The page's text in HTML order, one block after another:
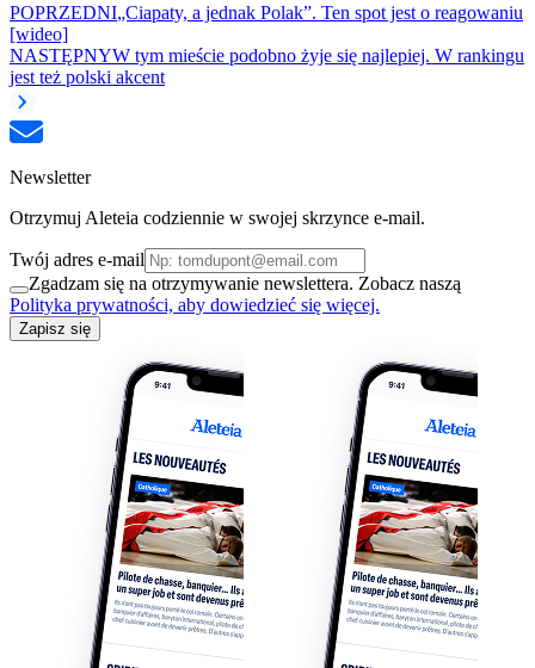
POPRZEDNI„Ciapaty, a jednak Polak”. Ten spot jest o reagowaniu
[wideo]
NASTĘPNYW tym mieście podobno żyje się najlepiej. W rankingu
jest też polski akcent
Newsletter
Otrzymuj Aleteia codziennie w swojej skrzynce e-mail.
Twój adres e-mail
Zgadzam się na otrzymywanie newslettera. Zobacz naszą
Polityka prywatności, aby dowiedzieć się więcej.
Zapisz się